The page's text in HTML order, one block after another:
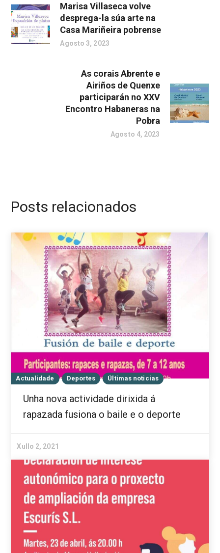
Marisa Villaseca volve
desprega-la súa arte na
Casa Mariñeira pobrense
Agosto 3, 2023
As corais Abrente e
Airiños de Quenxe
participarán no XXV
Encontro Habaneras na
Pobra
Agosto 4, 2023
Posts relacionados
Actualidade Deportes Últimas noticias
Unha nova actividade dirixida á
rapazada fusiona o baile e o deporte
Xullo 2, 2021